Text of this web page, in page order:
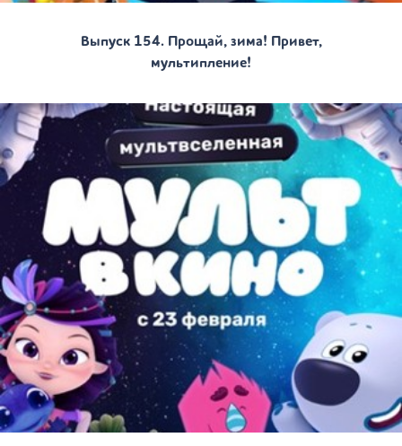
Выпуск 154. Прощай, зима! Привет,
мультипление!